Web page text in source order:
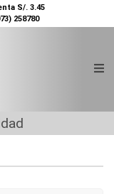
S/. 3.45
258780